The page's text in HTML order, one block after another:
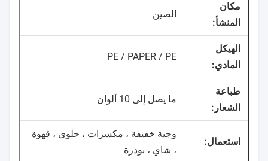
مكان
المنشأ:
الصين
الهيكل
المادي:
PE / PAPER / PE
طباعة
الشعار:
ما يصل إلى 10 ألوان
استعمال:
وجبة خفيفة ، مكسرات ، حلوى ، قهوة
، شاي ، بودرة